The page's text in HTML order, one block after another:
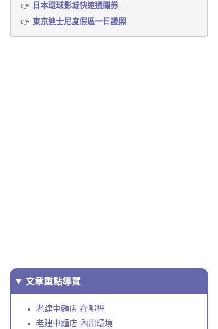
日本環球影城快速通關券
東京迪士尼度假區一日護照
文章重點導覽
老建中麵店 在哪裡
老建中麵店 內用環境